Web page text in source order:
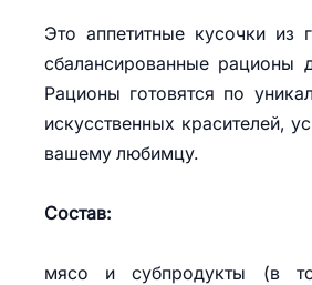
Это аппетитные кусочки из
сбалансированные рационы
Рационы готовятся по
искусственных красителей,
вашему любимцу.
Состав:
мясо и субпродукты (в